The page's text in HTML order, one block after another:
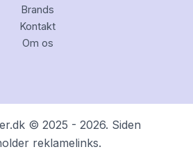
Brands
Kontakt
Om os
© 2025 - 2026. Siden
reklamelinks.